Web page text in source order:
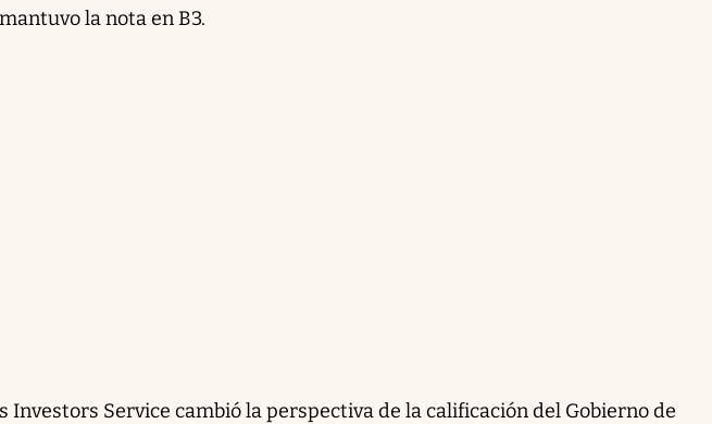
la nota en B3.
Investors Service cambió la perspectiva de la calificación del Gobierno de